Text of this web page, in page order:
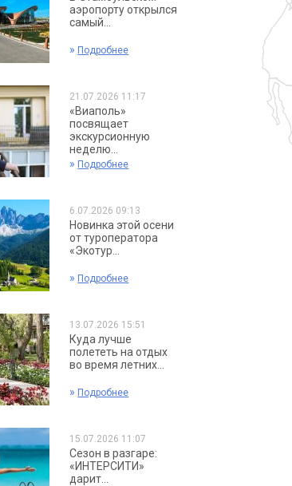
аэропорту открылся
самый...
» Подробнее
21.07.2026 11:17
«Виаполь»
посвящает
экскурсионную
неделю...
» Подробнее
6.07.2026 09:13
Новинка этой осени
от туроператора
«Экотур...
» Подробнее
13.07.2026 15:51
Куда лучше
полететь на отдых
во время летних...
» Подробнее
15.07.2026 11:07
Сезон в разгаре:
«ИНТЕРСИТИ»
дарит...